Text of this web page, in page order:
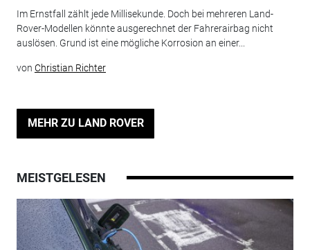
Im Ernstfall zählt jede Millisekunde. Doch bei mehreren Land-
Rover-Modellen könnte ausgerechnet der Fahrerairbag nicht
auslösen. Grund ist eine mögliche Korrosion an einer...
von Christian Richter
MEHR ZU LAND ROVER
MEISTGELESEN